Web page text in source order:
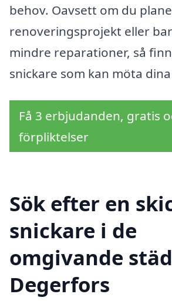
behov. Oavsett om du
renoveringsprojekt eller
mindre reparationer, så
snickare som kan möta
Få 3 erbjudanden, gratis
förpliktelser
Sök efter en
snickare i de
omgivande
Degerfors